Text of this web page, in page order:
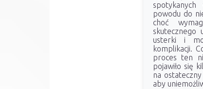
powodu do
choć
skutecznego
usterki i
komplikacji.
proces ten
pojawiło się
na
aby